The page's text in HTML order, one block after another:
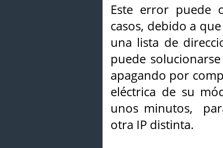
Este error puede
casos, debido a
una lista de
puede
apagando por
eléctrica de su
unos minutos,
otra IP distinta.